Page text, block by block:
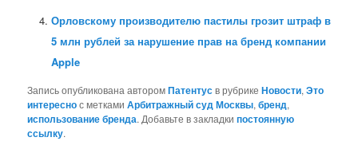
Орловскому производителю пастилы грозит штраф в
5 млн рублей за нарушение прав на бренд компании
Apple
Запись опубликована авторомПатентусв рубрикеНовости,Это
интереснос меткамиАрбитражный суд Москвы,бренд,
использование бренда. Добавьте в закладкипостоянную
ссылку.